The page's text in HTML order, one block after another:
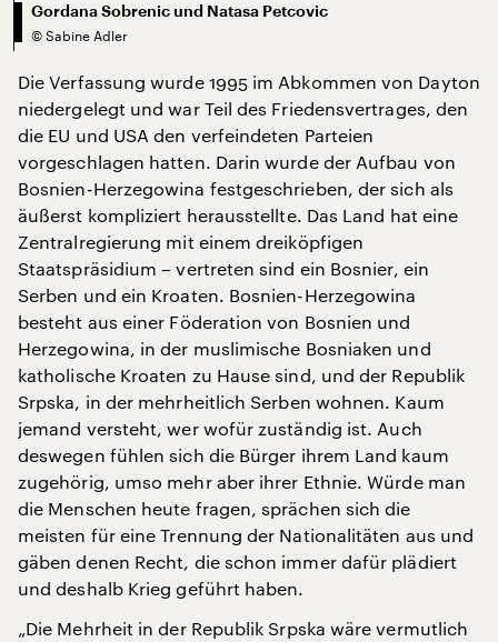
Gordana Sobrenic und Natasa Petcovic
© Sabine Adler
Die Verfassung wurde 1995 im Abkommen von Dayton
niedergelegt und war Teil des Friedensvertrages, den
die EU und USA den verfeindeten Parteien
vorgeschlagen hatten. Darin wurde der Aufbau von
Bosnien-Herzegowina festgeschrieben, der sich als
äußerst kompliziert herausstellte. Das Land hat eine
Zentralregierung mit einem dreiköpfigen
Staatspräsidium – vertreten sind ein Bosnier, ein
Serben und ein Kroaten. Bosnien-Herzegowina
besteht aus einer Föderation von Bosnien und
Herzegowina, in der muslimische Bosniaken und
katholische Kroaten zu Hause sind, und der Republik
Srpska, in der mehrheitlich Serben wohnen. Kaum
jemand versteht, wer wofür zuständig ist. Auch
deswegen fühlen sich die Bürger ihrem Land kaum
zugehörig, umso mehr aber ihrer Ethnie. Würde man
die Menschen heute fragen, sprächen sich die
meisten für eine Trennung der Nationalitäten aus und
gäben denen Recht, die schon immer dafür plädiert
und deshalb Krieg geführt haben.
„Die Mehrheit in der Republik Srpska wäre vermutlich